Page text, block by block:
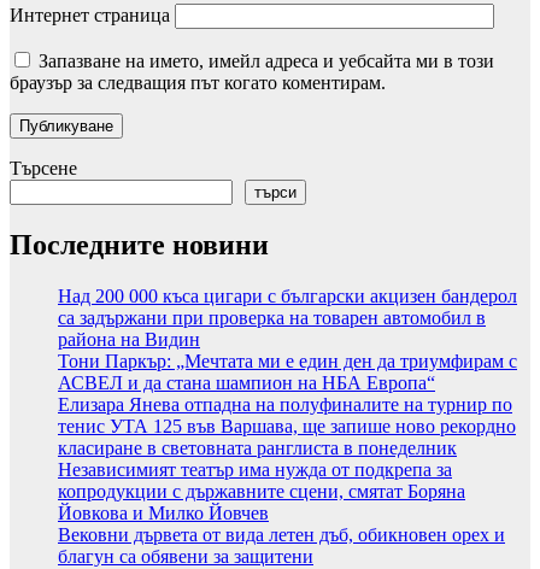
Интернет страница
Запазване на името, имейл адреса и уебсайта ми в този
браузър за следващия път когато коментирам.
Търсене
търси
Последните новини
Над 200 000 къса цигари с български акцизен бандерол
са задържани при проверка на товарен автомобил в
района на Видин
Тони Паркър: „Мечтата ми е един ден да триумфирам с
АСВЕЛ и да стана шампион на НБА Европа“
Елизара Янева отпадна на полуфиналите на турнир по
тенис УТА 125 във Варшава, ще запише ново рекордно
класиране в световната ранглиста в понеделник
Независимият театър има нужда от подкрепа за
копродукции с държавните сцени, смятат Боряна
Йовкова и Милко Йовчев
Вековни дървета от вида летен дъб, обикновен орех и
благун са обявени за защитени